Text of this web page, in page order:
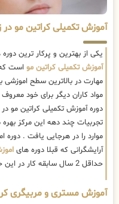
آموزش تکمیلی کراتین مو در
یکی از بهترین و پرکار ترین
آموزش تکمیلی کراتین مو است
مهارت در بالاترین سطح اموزشی
مواد کاران دیگر برای خود
دوره آموزش تکمیلی کراتین مو
تجربیات چند دهه این مرکز
موارد را در هرجایی یافت . دوره
آرایشگرانی که قبلا دوره های
حداقل 2 سال سابقه کار در این حوزه دارند پیشنهاد میشود.
آموزش مستری و مربیگری